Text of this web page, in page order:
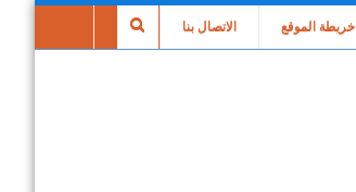
الاتصال بنا خريطة الموقع